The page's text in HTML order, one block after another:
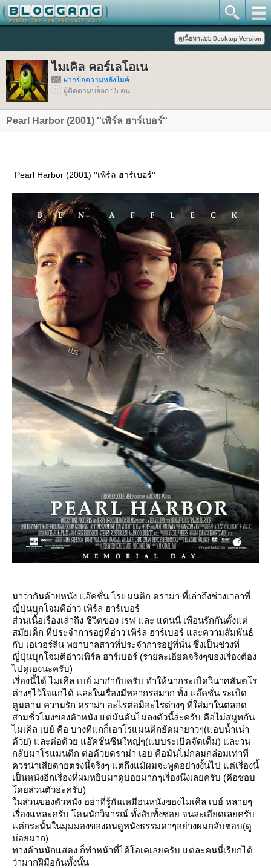
ไมเคิล คอร์เลโอเน
ฝากข้อความหลังไมค์
ผู้ติดตามบล็อก : 5 คน
Pearl Harbor (2001) ''เพิร์ล ฮาร์เบอร์''
Pearl Harbor (2001) ''เพิร์ล ฮาร์เบอร์''
มาว่ากันด้วยหนัง แอ๊คชั่น โรแมนติก ดราม่า ที่เล่าถึงช่วงเวลาที่
ญี่ปุ่นบุกโจมตีอ่าว เพิร์ล ฮาร์เบอร์
ส่วนเนื้อเรื่องเล่าถึง ชีวิตของ เรฟ และ แดนนี่ เพื่อนรักกันตั้งแต่
สมัยเด็ก ที่ประจำการอยู่ที่อ่าว เพิร์ล ฮาร์เบอร์ และความสัมพันธ์
กับ เอเวอร์ลีน พยาบาลสาวที่ประจำการอยู่ที่นั่น ซึ่งเป็นช่วงที่
ญี่ปุ่นบุกโจมตีอ่าวเพิร์ล ฮาร์เบอร์ (รายละเอียดจริงๆของเรื่องต้อง
ไปดูเองนะครับ)
เรื่องนี้ได้ ไมเคิล เบย์ มากำกับครับ ทำให้ฉากระเบิดวินาศสันตโร
ต่างๆไว้ใจแกได้ และในเรื่องมีหลากรสมาก ทั้ง แอ๊คชั่น ระเบิด
ตูมตาม ความรัก ดราม่า อะไรต่อมิอะไรต่างๆ ที่ใส่มาในตลอด
สามชั่วโมงของตัวหนัง แต่มันดันไม่ลงตัวนี้ล่ะครับ คือไม่สมูทกัน
ไมเคิล เบย์ คือ บางทีแกก็เอาโรแมนติกยัดมายาวๆ(แอบน้ำเน่า
ด้วย) และต่อด้วย แอ๊คชั่นซีนใหญ่ๆ(แบบระเบิดจัดเต็ม) และวน
กลับมาโรแมนติก ต่อด้วยดราม่า เอย คือมันไม่กลมกล่อมเท่าที่
ควรน่าเสียดายตรงนี้จริงๆ แต่ถึงแม้ผมจะพูดอย่างงั้นไป แต่เรื่องนี้
เป็นหนังอีกเรื่องที่ผมหยิบมาดูบ่อยมากๆเรื่องนึงเลยครับ (คือชอบ
ดยส่วนตัวอ่ะครับ)
นส่วนของตัวหนัง อย่าที่รู้กันเหมือนหนังของไมเคิล เบย์ หลายๆ
เรื่องแหละครับ โดนนักวิจารณ์ ทั้งสับทั้งซอย จนละเอียดเลยครับ
ต่กระนั้นในมุมมองของคนดูหนังธรรมดาๆอย่างผมกลับชอบ(ดู
บ่อยมาก)
ทางด้านนักแสดง ก็ทำหน้าที่ได้โอเคเลยครับ แต่ละคนนี่เรียกได้
ว่ามากฝีมือกันทั้งนั้น